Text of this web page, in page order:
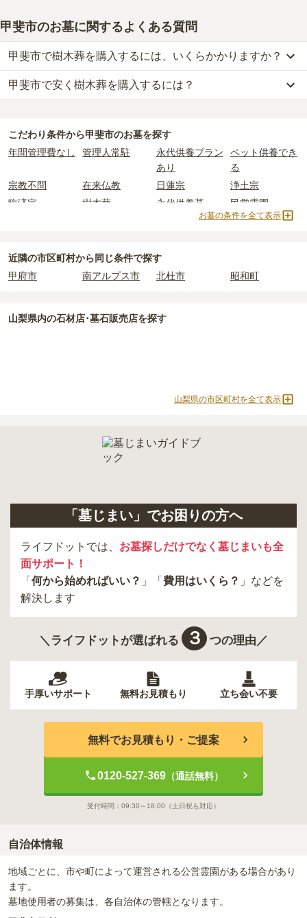
甲斐市のお墓に関するよくある質問
甲斐市で樹木葬を購入するには、いくらかかりますか？
甲斐市での購入費用の目安は、樹木葬が約60万円
樹木葬・納骨堂・永代供養墓は、基本的に墓石代がかからず、永代
なお、お墓によっては以下の費用が別途かかる場合があります。
開眼法要の費用
：お墓を新しく建てた際に行う儀式のための費
用。僧侶に渡すお布施がかかります。
・納骨式の費用
：お墓に遺骨を納める儀式のための費用。僧侶に渡
：お墓の管理費。契約後、毎年発生するケースがあり
正確な費用は、区画や石材の選び方によって大きく変わるため、見
積もりを取るまで確定しません。
必ず確認することをおすすめします。
現地への見学が難しい場合は、資料請求でも各霊園の詳しい料金案
甲斐市で安く樹木葬を購入するには？
めいただけます。
する「合祀墓（ごうしぼ）」
と呼ばれるタイプです。個別のお墓に
比べて省スペースで管理の手間がかからないため、費用が安く設定
されています。
価格の目安は、1名あたり5万円〜30万円程度です。
お墓を探すのがおすすめです。
こだわり条件から甲斐市のお墓を探す
年間管理費なし
管理人常駐
永代供養プラン
あり
ペット供養でき
る
宗教不問
在来仏教 日蓮宗
浄土宗
臨済宗
樹木葬 永代供養墓
民営霊園
2人用区画あり 3人用区画あり
お墓の条件を全て表示
近隣の市区町村から同じ条件で探す
甲府市
南アルプス市 北杜市 昭和町
山梨県内の石材店･墓石販売店を探す
山梨県の市区町村を全て表示
「墓じまい」でお困りの方へ
ライフドットでは、 お墓探しだけでなく墓じまいも全
面サポート！
「 何から始めればいい？ 」「 費用はいくら？ 」などを
解決します
＼ライフドットが選ばれる ３ つの理由／
手厚いサポート 無料お見積もり 立ち会い不要
無料でお見積もり・ご提案
0120-527-369（通話無料）
受付時間： 09:30～18:00 （土日祝も対応）
自治体情報
地域ごとに、市や町によって運営される公営霊園がある場合があり
ます。
墓地使用者の募集は、各自治体の管轄となります。